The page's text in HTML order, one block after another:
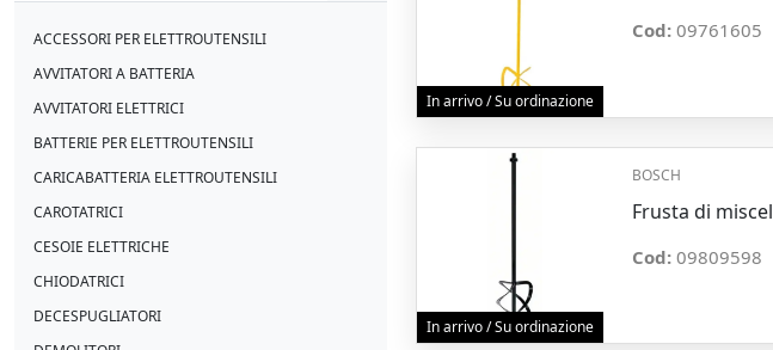
ACCESSORI PER ELETTROUTENSILI
AVVITATORI A BATTERIA
AVVITATORI ELETTRICI
BATTERIE PER ELETTROUTENSILI
CARICABATTERIA ELETTROUTENSILI
CAROTATRICI
CESOIE ELETTRICHE
CHIODATRICI
DECESPUGLIATORI
In arrivo / Su ordinazione
Cod: 09761605
In arrivo / Su ordinazione
BOSCH
Frusta di
Cod: 09809598